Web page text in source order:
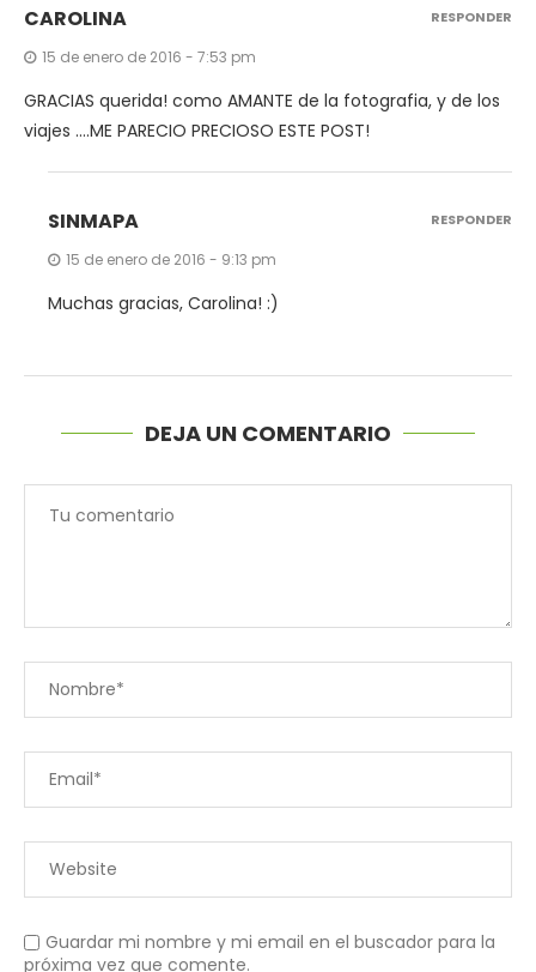
CAROLINA
15 de enero de 2016 - 7:53 pm
GRACIAS querida! como AMANTE de la fotografia, y de los
viajes ….ME PARECIO PRECIOSO ESTE POST!
RESPONDER
SINMAPA
15 de enero de 2016 - 9:13 pm
Muchas gracias, Carolina! :)
RESPONDER
DEJA UN COMENTARIO
Guardar mi nombre y mi email en el buscador para la
próxima vez que comente.